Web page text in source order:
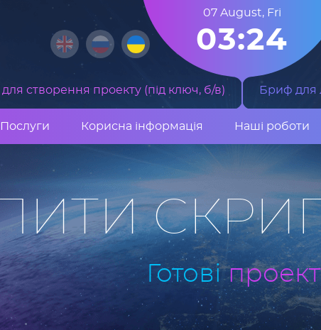
07 August, Fri
03:24
створення проекту (під ключ, б/в) Бриф для
Послуги Корисна інформація Наші роботи
Готові